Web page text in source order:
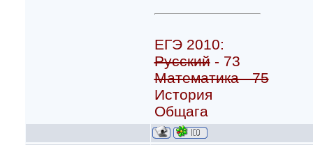
ЕГЭ 2010:
Русский- 73
Математика - 75
История
Общага